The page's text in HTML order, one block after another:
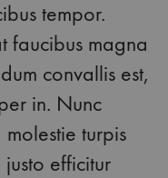
tempor.
faucibus magna
convallis est,
in. Nunc
molestie turpis
efficitur